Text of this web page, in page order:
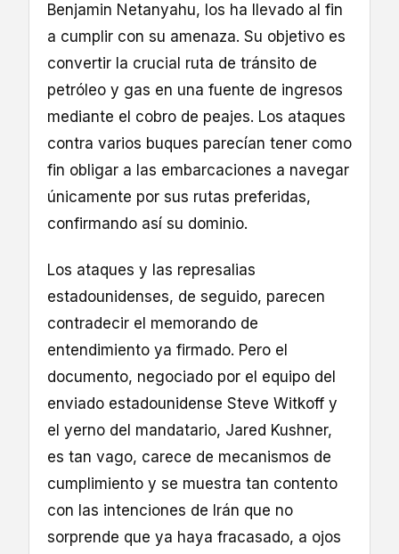
Benjamin Netanyahu, los ha llevado al fin
a cumplir con su amenaza. Su objetivo es
convertir la crucial ruta de tránsito de
petróleo y gas en una fuente de ingresos
mediante el cobro de peajes. Los ataques
contra varios buques parecían tener como
fin obligar a las embarcaciones a navegar
únicamente por sus rutas preferidas,
confirmando así su dominio.
Los ataques y las represalias
estadounidenses, de seguido, parecen
contradecir el memorando de
entendimiento ya firmado. Pero el
documento, negociado por el equipo del
enviado estadounidense Steve Witkoff y
el yerno del mandatario, Jared Kushner,
es tan vago, carece de mecanismos de
cumplimiento y se muestra tan contento
con las intenciones de Irán que no
sorprende que ya haya fracasado, a ojos